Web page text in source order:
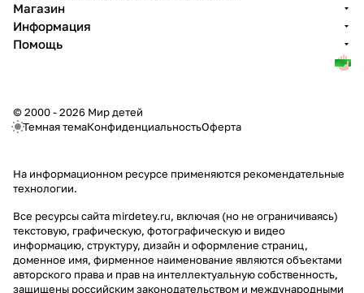
Магазин
Информация
Помощь
© 2000 - 2026 Мир детей
Темная темаКонфиденциальностьОферта
На информационном ресурсе применяются рекомендательные
технологии.
Все ресурсы сайта mirdetey.ru, включая (но не ограничиваясь)
текстовую, графическую, фотографическую и видео
информацию, структуру, дизайн и оформление страниц,
доменное имя, фирменное наименование являются объектами
авторского права и прав на интеллектуальную собственность,
защищены российским законодательством и международными